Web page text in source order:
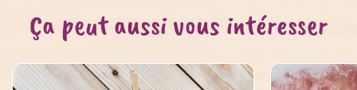
Ça peut aussi vous intéresser